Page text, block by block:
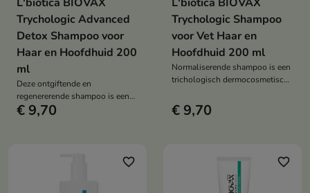
Trychologic Advanced
Detox Shampoo voor
Haar en Hoofdhuid 200
ml
Deze ontgiftende en
regenererende shampoo is een
product voor zwaar haar, haar
€ 9,70
Trychologic Shampoo
voor Vet Haar en
Hoofdhuid 200 ml
Normaliserende shampoo is een
trichologisch dermocosmetisch
verzorging van haar dat de
neiging heeft vet en seborroïsch
€ 9,70
favorite_border favorite_border